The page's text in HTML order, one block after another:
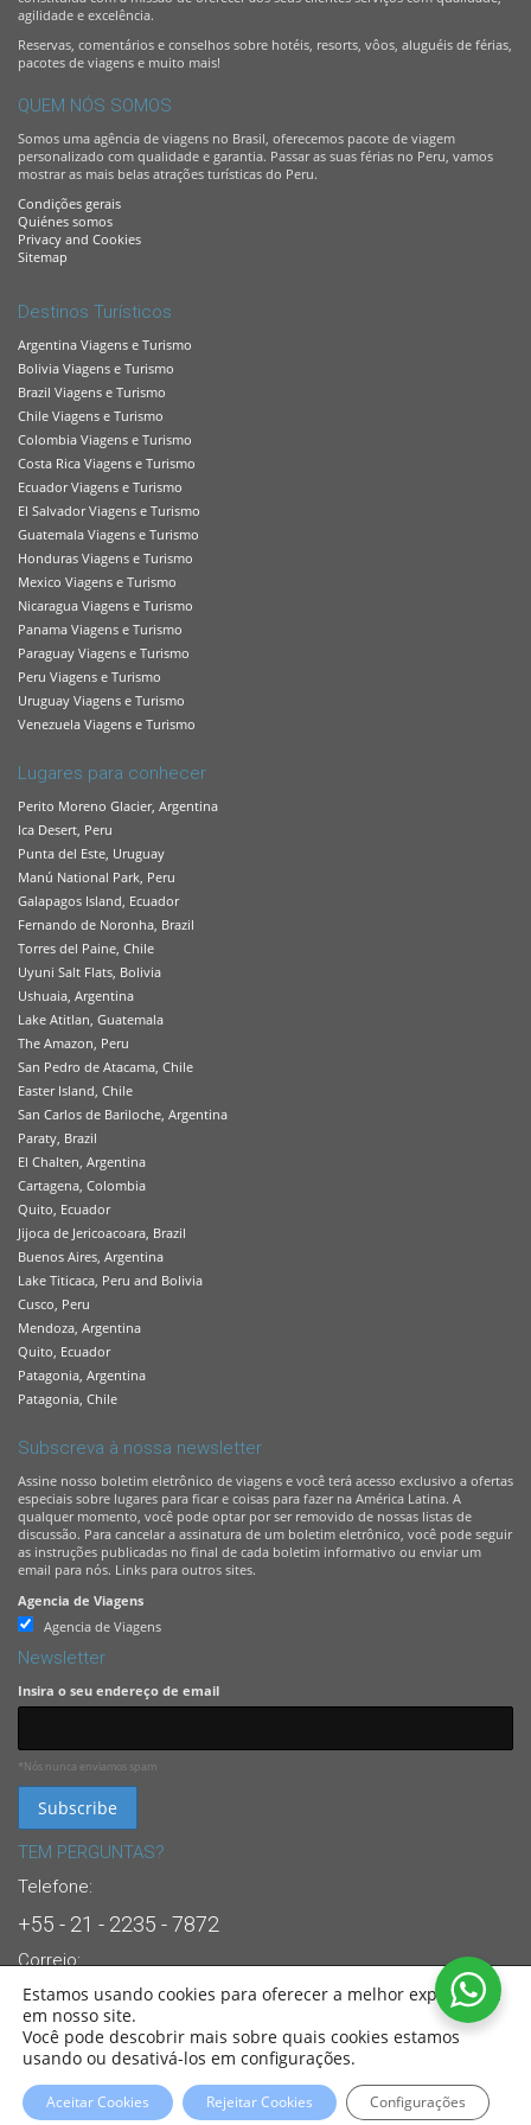
agilidade e excelência.
Reservas, comentários e conselhos sobre hotéis, resorts, vôos, aluguéis de férias,
pacotes de viagens e muito mais!
QUEM NÓS SOMOS
Somos uma agência de viagens no Brasil, oferecemos pacote de viagem
personalizado com qualidade e garantia. Passar as suas férias no Peru, vamos
mostrar as mais belas atrações turísticas do Peru.
Condições gerais
Quiénes somos
Privacy and Cookies
Sitemap
Destinos Turísticos
Argentina Viagens e Turismo
Bolivia Viagens e Turismo
Brazil Viagens e Turismo
Chile Viagens e Turismo
Colombia Viagens e Turismo
Costa Rica Viagens e Turismo
Ecuador Viagens e Turismo
El Salvador Viagens e Turismo
Guatemala Viagens e Turismo
Honduras Viagens e Turismo
Mexico Viagens e Turismo
Nicaragua Viagens e Turismo
Panama Viagens e Turismo
Paraguay Viagens e Turismo
Peru Viagens e Turismo
Uruguay Viagens e Turismo
Venezuela Viagens e Turismo
Lugares para conhecer
Perito Moreno Glacier, Argentina
Ica Desert, Peru
Punta del Este, Uruguay
Manú National Park, Peru
Galapagos Island, Ecuador
Fernando de Noronha, Brazil
Torres del Paine, Chile
Uyuni Salt Flats, Bolivia
Ushuaia, Argentina
Lake Atitlan, Guatemala
The Amazon, Peru
San Pedro de Atacama, Chile
Easter Island, Chile
San Carlos de Bariloche, Argentina
Paraty, Brazil
El Chalten, Argentina
Cartagena, Colombia
Quito, Ecuador
Jijoca de Jericoacoara, Brazil
Buenos Aires, Argentina
Lake Titicaca, Peru and Bolivia
Cusco, Peru
Mendoza, Argentina
Quito, Ecuador
Patagonia, Argentina
Patagonia, Chile
Subscreva à nossa newsletter
Assine nosso boletim eletrônico de viagens e você terá acesso exclusivo a ofertas
especiais sobre lugares para ficar e coisas para fazer na América Latina. A
qualquer momento, você pode optar por ser removido de nossas listas de
discussão. Para cancelar a assinatura de um boletim eletrônico, você pode seguir
as instruções publicadas no final de cada boletim informativo ou enviar um
email para nós. Links para outros sites.
Agencia de Viagens
Agencia de Viagens
Newsletter
Insira o seu endereço de email
*Nós nunca enviamos spam
TEM PERGUNTAS?
Telefone:
+55 - 21 - 2235 - 7872
Correio:
info@brasandes.com
24/7 Suporte Dedicado ao Cliente
© 2022Sul America Viagens . All Rights Reserved. Partners of:BRASANDES
Brasil
Tour Operator.
Estamos usando cookies para oferecer a melhor experiência
em nosso site.
Você pode descobrir mais sobre quais cookies estamos
usando ou desativá-los em configurações.
Aceitar Cookies Rejeitar Cookies Configurações